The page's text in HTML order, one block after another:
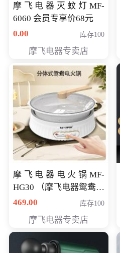
摩飞电器灭蚊灯MF-
6060 会员专享价68元
0.00
库存100
摩飞电器专卖店
摩飞电器电火锅MF-
HG30 （摩飞电器鸳鸯锅
MF-HG30 ） 会员专享价
469.00 库存100
摩飞电器专卖店